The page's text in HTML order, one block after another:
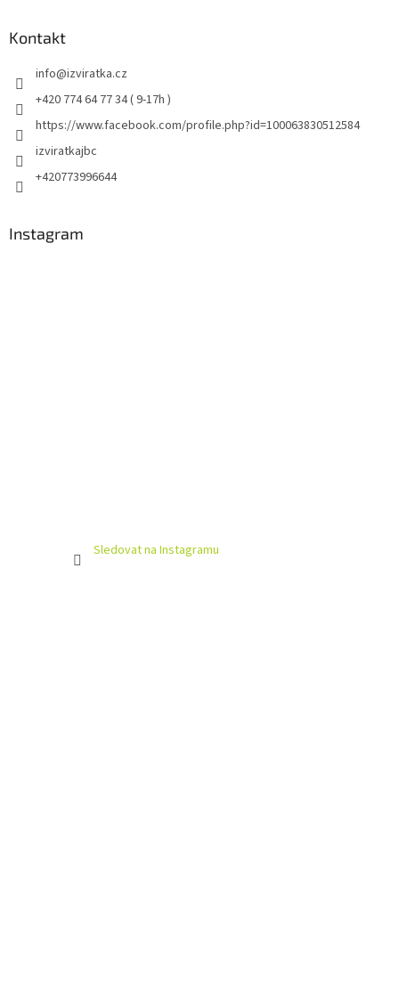
Kontakt
info@izviratka.cz
+420 774 64 77 34 ( 9-17h )
https://www.facebook.com/profile.php?id=100063830512584
izviratkajbc
+420773996644
Instagram
Sledovat na Instagramu